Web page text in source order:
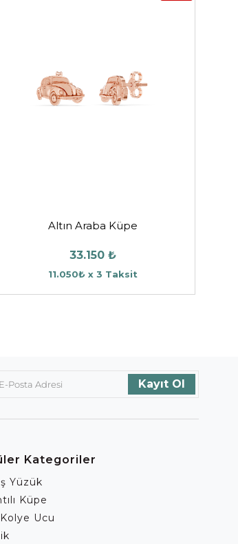
Altın Araba Küpe
33.150 ₺
11.050₺ x 3 Taksit
Kategoriler
Yüzük
Küpe
Ucu